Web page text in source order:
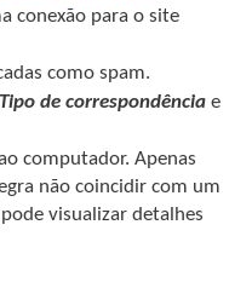
conexão para o site
como spam.
Tipo de correspondência e
computador. Apenas
não coincidir com um
visualizar detalhes